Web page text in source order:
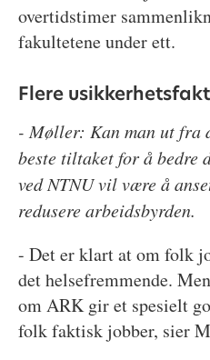
overtidstimer
fakultetene under ett.
Flere
- Møller: Kan man ut fra
beste tiltaket for å bedre
ved NTNU vil være å
redusere arbeidsbyrden.
- Det er klart at om folk
det helsefremmende.
om ARK gir et spesielt
folk faktisk jobber, sier